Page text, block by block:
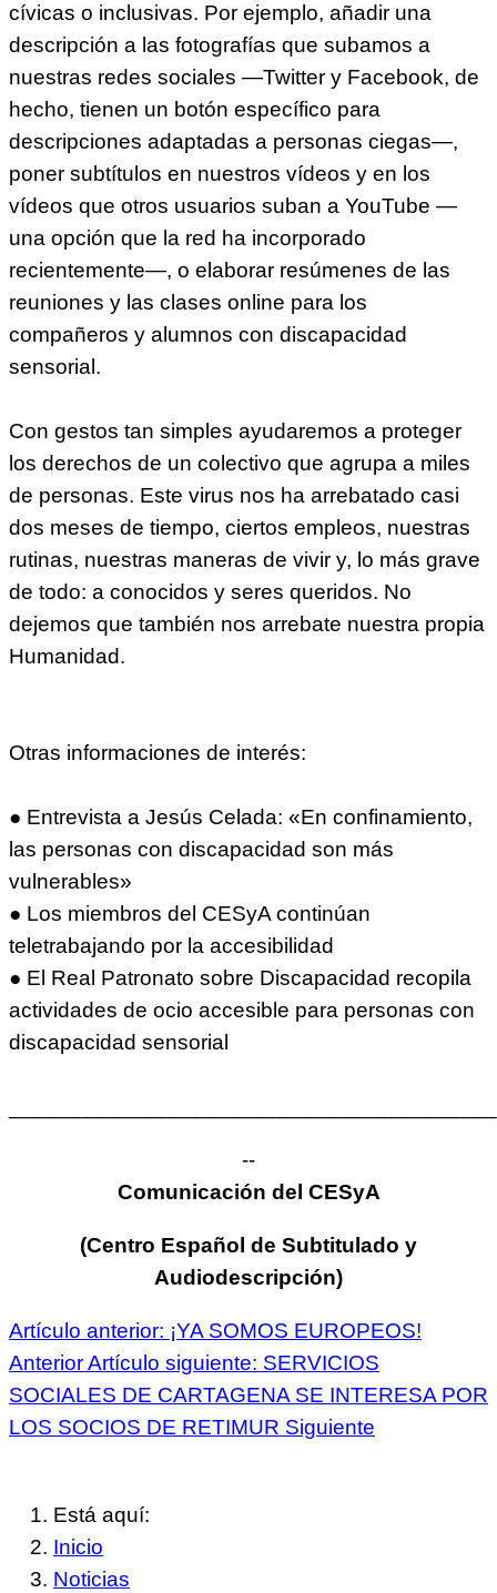
cívicas o inclusivas. Por ejemplo, añadir una
descripción a las fotografías que subamos a
nuestras redes sociales —Twitter y Facebook, de
hecho, tienen un botón específico para
descripciones adaptadas a personas ciegas—,
poner subtítulos en nuestros vídeos y en los
vídeos que otros usuarios suban a YouTube —
una opción que la red ha incorporado
recientemente—, o elaborar resúmenes de las
reuniones y las clases online para los
compañeros y alumnos con discapacidad
sensorial.
Con gestos tan simples ayudaremos a proteger
los derechos de un colectivo que agrupa a miles
de personas. Este virus nos ha arrebatado casi
dos meses de tiempo, ciertos empleos, nuestras
rutinas, nuestras maneras de vivir y, lo más grave
de todo: a conocidos y seres queridos. No
dejemos que también nos arrebate nuestra propia
Humanidad.
Otras informaciones de interés:
● Entrevista a Jesús Celada: «En confinamiento,
las personas con discapacidad son más
vulnerables»
● Los miembros del CESyA continúan
teletrabajando por la accesibilidad
● El Real Patronato sobre Discapacidad recopila
actividades de ocio accesible para personas con
discapacidad sensorial
--
Comunicación del CESyA
(Centro Español de Subtitulado y
Audiodescripción)
Artículo anterior: ¡YA SOMOS EUROPEOS!
AnteriorArtículo siguiente: SERVICIOS
SOCIALES DE CARTAGENA SE INTERESA POR
LOS SOCIOS DE RETIMUR Siguiente
Está aquí:
Inicio
Noticias